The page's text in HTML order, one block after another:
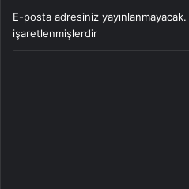
E-posta adresiniz yayınlanmayacak.
işaretlenmişlerdir